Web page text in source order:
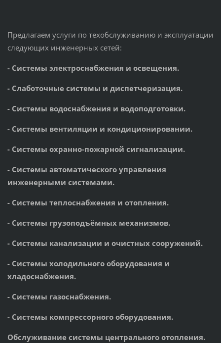
Предлагаем услуги по техобслуживанию и эксплуатации
следующих инженерных сетей:
- Системы электроснабжения и освещения.
- Слаботочные системы и диспетчеризация.
- Системы водоснабжения и водоподготовки.
- Системы вентиляции и кондиционировании.
- Системы охранно-пожарной сигнализации.
- Системы автоматического управления
инженерными системами.
- Системы теплоснабжения и отопления.
- Системы грузоподъёмных механизмов.
- Системы канализации и очистных сооружений.
- Системы холодильного оборудования и
хладоснабжения.
- Системы газоснабжения.
- Системы компрессорного оборудования.
Обслуживание системы центрального отопления.